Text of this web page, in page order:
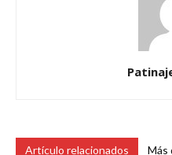
Artículo relacionados Más